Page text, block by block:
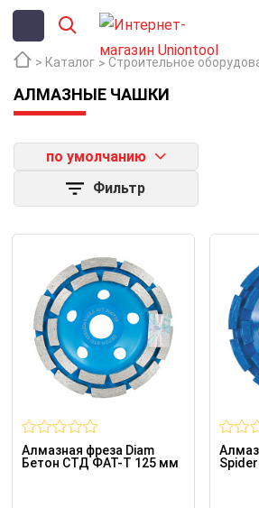
Каталог Строительное
АЛМАЗНЫЕ ЧАШКИ
по умолчанию
Фильтр
Алмазная фреза Diam
Бетон СТД ФАТ-T 125 мм